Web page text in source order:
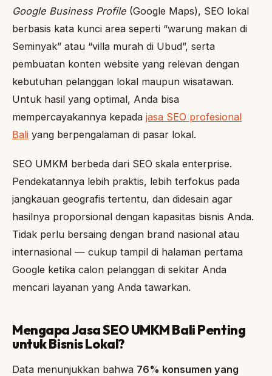
Google Business Profile (Google Maps), SEO lokal
berbasis kata kunci area seperti “warung makan di
Seminyak” atau “villa murah di Ubud”, serta
pembuatan konten website yang relevan dengan
kebutuhan pelanggan lokal maupun wisatawan.
Untuk hasil yang optimal, Anda bisa
mempercayakannya kepada jasa SEO profesional
Bali yang berpengalaman di pasar lokal.
SEO UMKM berbeda dari SEO skala enterprise.
Pendekatannya lebih praktis, lebih terfokus pada
jangkauan geografis tertentu, dan didesain agar
hasilnya proporsional dengan kapasitas bisnis Anda.
Tidak perlu bersaing dengan brand nasional atau
internasional — cukup tampil di halaman pertama
Google ketika calon pelanggan di sekitar Anda
mencari layanan yang Anda tawarkan.
Mengapa Jasa SEO UMKM Bali Penting
untuk Bisnis Lokal?
Data menunjukkan bahwa 76% konsumen yang